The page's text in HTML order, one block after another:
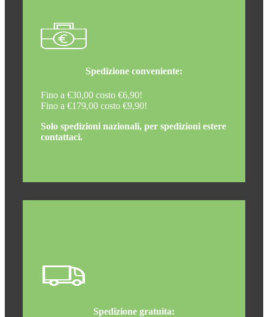
Spedizione conveniente:
Fino a €30,00 costo €6,90!
Fino a €179,00 costo €9,90!
Solo spedizioni nazionali, per spedizioni estere
contattaci.
Spedizione gratuita: